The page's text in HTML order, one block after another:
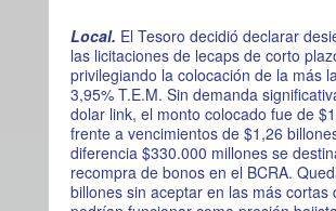
Local. El Tesoro decidió declarar
las licitaciones de lecaps de corto
privilegiando la colocación de la más
3,95% T.E.M. Sin demanda
dolar link, el monto colocado fue de
frente a vencimientos de $1,26
diferencia $330.000 millones se
recompra de bonos en el BCRA.
billones sin aceptar en las más cortas